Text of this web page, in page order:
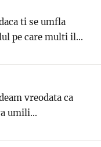
ti se umfla
pe care multi il...
vreodata ca
umili...